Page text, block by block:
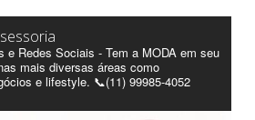
e Redes Sociais - Tem a MODA em seu
mais diversas áreas como
e lifestyle. 📞(11) 99985-4052